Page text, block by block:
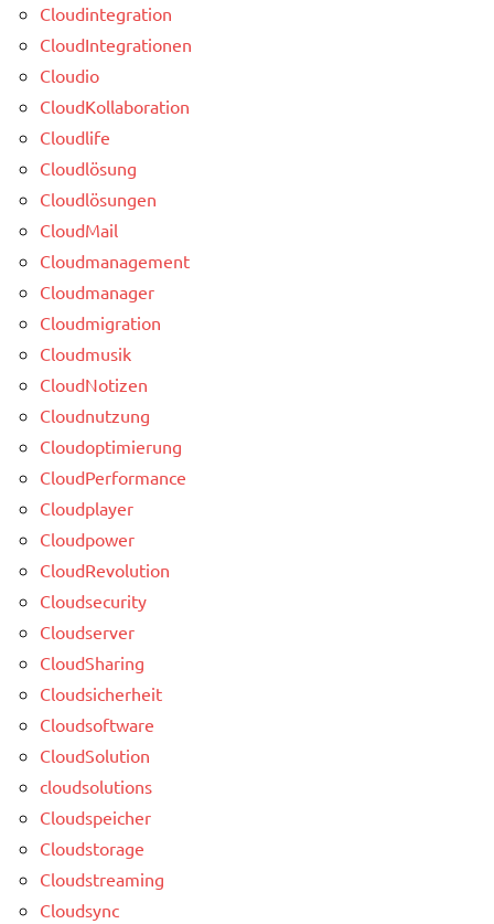
Cloudintegration
CloudIntegrationen
Cloudio
CloudKollaboration
Cloudlife
Cloudlösung
Cloudlösungen
CloudMail
Cloudmanagement
Cloudmanager
Cloudmigration
Cloudmusik
CloudNotizen
Cloudnutzung
Cloudoptimierung
CloudPerformance
Cloudplayer
Cloudpower
CloudRevolution
Cloudsecurity
Cloudserver
CloudSharing
Cloudsicherheit
Cloudsoftware
CloudSolution
cloudsolutions
Cloudspeicher
Cloudstorage
Cloudstreaming
Cloudsync